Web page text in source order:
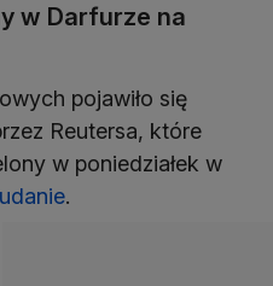
w Darfurze na
pojawiło się
Reutersa, które
w poniedziałek w
.